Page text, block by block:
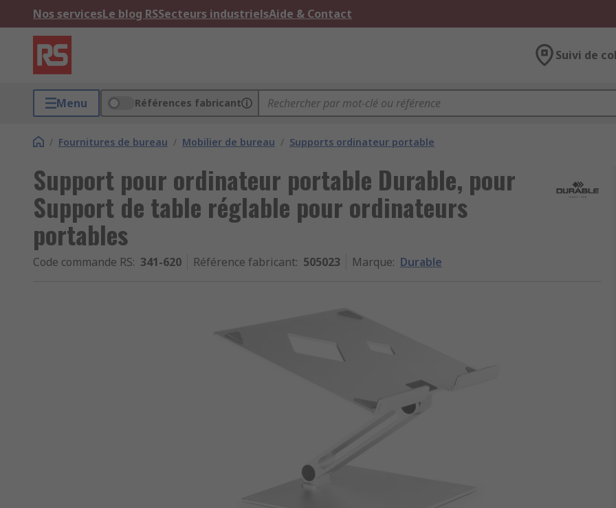
Nos servicesLe blog RSSecteurs industrielsAide & Contact
Suivi de
Menu Références fabricant
/ Fournitures de bureau / Mobilier de bureau / Supports ordinateur portable
Support pour ordinateur portable Durable, pour
Support de table réglable pour ordinateurs
portables
Code commande RS: 341-620 Référence fabricant: 505023 Marque: Durable